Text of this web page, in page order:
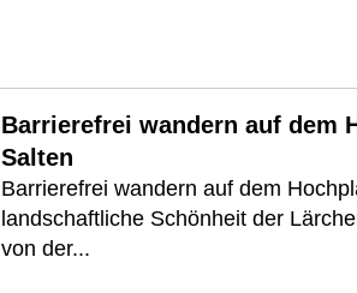
Barrierefrei wandern auf dem
Salten
Barrierefrei wandern auf dem
landschaftliche Schönheit der
von der...